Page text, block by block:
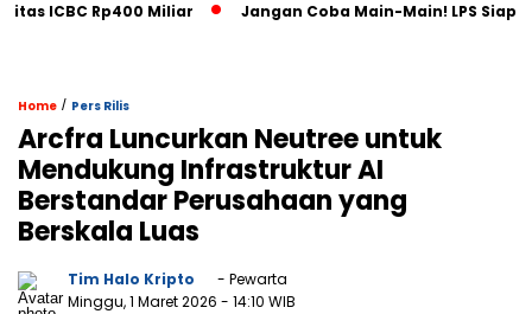
ICBC Rp400 Miliar Jangan Coba Main-Main! LPS Siap
Home / Pers Rilis
Arcfra Luncurkan Neutree untuk
Mendukung Infrastruktur AI
Berstandar Perusahaan yang
Berskala Luas
Tim Halo Kripto
- Pewarta
Minggu, 1 Maret 2026 - 14:10 WIB